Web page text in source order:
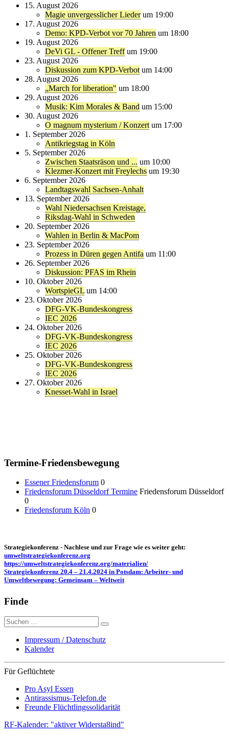
15. August 2026
Magie unvergesslicher Lieder um 19:00
17. August 2026
Demo: KPD-Verbot vor 70 Jahren um 18:00
19. August 2026
DeVi GL - Offener Treff um 19:00
23. August 2026
Diskussion zum KPD-Verbot um 14:00
28. August 2026
„March for liberation" um 18:00
29. August 2026
Musik: Kim Morales & Band um 15:00
30. August 2026
O magnum mysterium / Konzert um 17:00
1. September 2026
Antikriegstag in Köln
5. September 2026
Zwischen Staatsräson und ... um 10:00
Klezmer-Konzert mit Freylechs um 19:30
6. September 2026
Landtagswahl Sachsen-Anhalt
13. September 2026
Wahl Niedersachsen Kreistage,
Riksdag-Wahl in Schweden
20. September 2026
Wahlen in Berlin & MacPom
23. September 2026
Prozess in Düren gegen Antifa um 11:00
26. September 2026
Diskussion: PFAS im Rhein
10. Oktober 2026
WortspieGL um 14:00
23. Oktober 2026
DFG-VK-Bundeskongress
IEC 2026
24. Oktober 2026
DFG-VK-Bundeskongress
IEC 2026
25. Oktober 2026
DFG-VK-Bundeskongress
IEC 2026
27. Oktober 2026
Knesset-Wahl in Israel
Termine-Friedensbewegung
Essener Friedensforum 0
Friedensforum Düsseldorf Termine Friedensforum Düsseldorf
0
Friedensforum Köln 0
Strategiekonferenz - Nachlese und zur Frage wie es weiter geht:
umweltstrategiekonferenz.org
https://umweltstrategiekonferenz.org/materialien/
Strategiekonferenz 20.4 – 21.4.2024 in Potsdam: Arbeiter- und
Umweltbewegung: Gemeinsam – Weltweit
Finde
Suche
nach:
Impressum / Datenschutz
Kalender
Für Geflüchtete
Pro Asyl Essen
Antirassismus-Telefon.de
Freunde Flüchtlingssolidarität
RF-Kalender: "aktiver Widersta8ind"